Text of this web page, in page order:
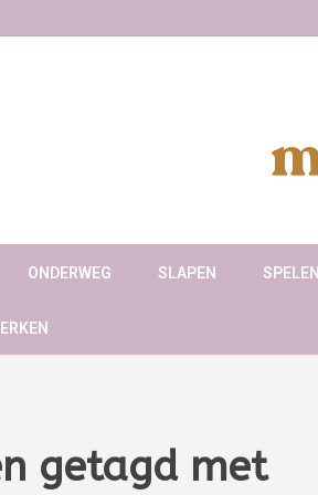
ONDERWEG SLAPEN SPELEN
getagd met